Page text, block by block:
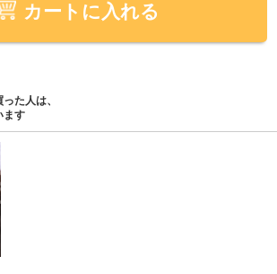
カートに入れる
た人は、
ます